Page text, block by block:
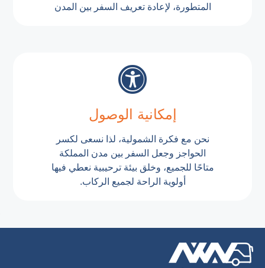
المتطورة، لإعادة تعريف السفر بين المدن
إمكانية الوصول
نحن مع فكرة الشمولية، لذا نسعى لكسر
الحواجز وجعل السفر بين مدن المملكة
متاحًا للجميع، وخلق بيئة ترحيبية نعطي فيها
أولوية الراحة لجميع الركاب.